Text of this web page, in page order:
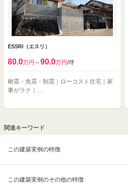
ESSRI（エスリ）
80.0万円 ～90.0万円/坪
耐震・免震・制震｜ローコスト住宅｜家
事がラク｜…
関連キーワード
この建築実例の特徴
この建築実例のその他の特徴